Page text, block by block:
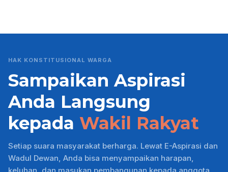
HAK KONSTITUSIONAL WARGA
Sampaikan Aspirasi
Anda Langsung
kepada Wakil Rakyat
Setiap suara masyarakat berharga. Lewat E-Aspirasi dan
Wadul Dewan, Anda bisa menyampaikan harapan,